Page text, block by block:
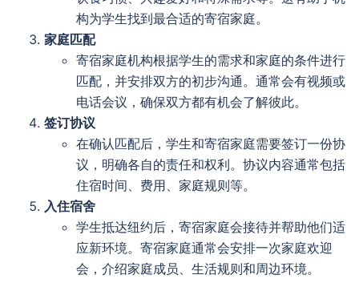
构为学生找到最合适的寄宿家庭。
家庭匹配
寄宿家庭机构根据学生的需求和家庭的条件进行
匹配，并安排双方的初步沟通。通常会有视频或
电话会议，确保双方都有机会了解彼此。
签订协议
在确认匹配后，学生和寄宿家庭需要签订一份协
议，明确各自的责任和权利。协议内容通常包括
住宿时间、费用、家庭规则等。
入住宿舍
学生抵达纽约后，寄宿家庭会接待并帮助他们适
应新环境。寄宿家庭通常会安排一次家庭欢迎
会，介绍家庭成员、生活规则和周边环境。